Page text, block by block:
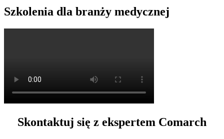
Szkolenia dla branży medycznej
Skontaktuj się z ekspertem Comarch